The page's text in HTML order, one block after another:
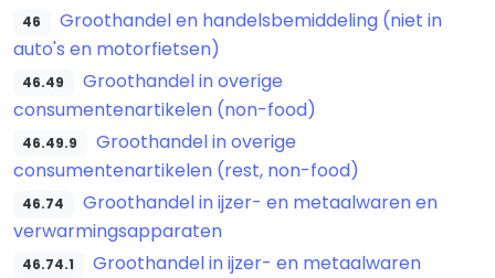
46
Groothandel en handelsbemiddeling (niet in
auto's en motorfietsen)
46.49
Groothandel in overige
consumentenartikelen (non-food)
46.49.9
Groothandel in overige
consumentenartikelen (rest, non-food)
46.74
Groothandel in ijzer- en metaalwaren en
verwarmingsapparaten
46.74.1 Groothandel in ijzer- en metaalwaren